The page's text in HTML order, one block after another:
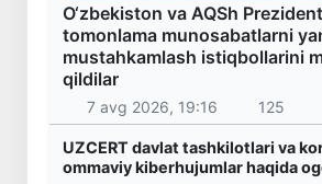
O‘zbekiston va AQSh
tomonlama munosabatlarni
mustahkamlash istiqbollarini
qildilar
7 avg 2026, 19:16 125
UZCERT davlat tashkilotlari va
ommaviy kiberhujumlar haqida